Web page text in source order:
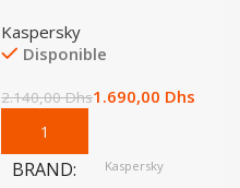
Kaspersky
Disponible
2.140,00Dhs1.690,00 Dhs
BRAND Kaspersky